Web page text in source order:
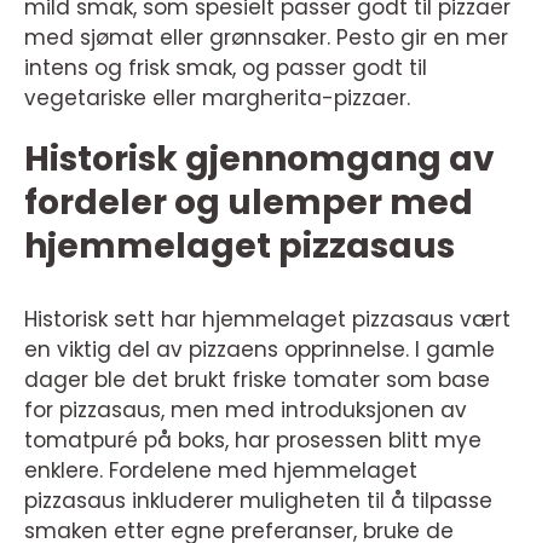
mild smak, som spesielt passer godt til pizzaer
med sjømat eller grønnsaker. Pesto gir en mer
intens og frisk smak, og passer godt til
vegetariske eller margherita-pizzaer.
Historisk gjennomgang av
fordeler og ulemper med
hjemmelaget pizzasaus
Historisk sett har hjemmelaget pizzasaus vært
en viktig del av pizzaens opprinnelse. I gamle
dager ble det brukt friske tomater som base
for pizzasaus, men med introduksjonen av
tomatpuré på boks, har prosessen blitt mye
enklere. Fordelene med hjemmelaget
pizzasaus inkluderer muligheten til å tilpasse
smaken etter egne preferanser, bruke de